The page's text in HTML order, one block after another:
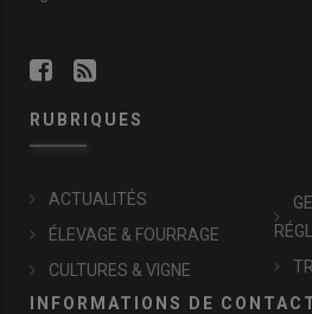
RUBRIQUES
ACTUALITÉS
ÉLEVAGE & FOURRAGE
CULTURES & VIGNE
INFORMATIONS DE